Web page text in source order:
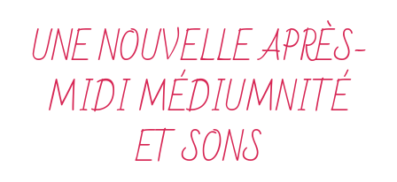
UNE NOUVELLE APRÈS-
MIDI MÉDIUMNITÉ
ET SONS